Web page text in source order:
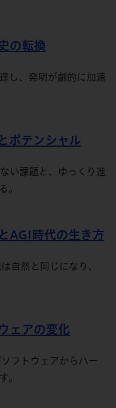
の転換
し、発明が劇的に加速
ポテンシャル
い課題と、ゆっくり進
。
AGI時代の生き方
自然と同じになり、
ェアの変化
フトウェアからハー
。